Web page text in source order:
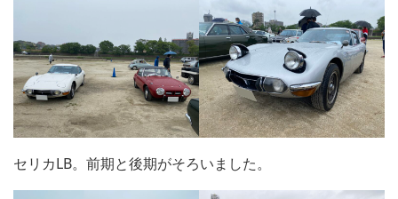
セリカLB。前期と後期がそろいました。